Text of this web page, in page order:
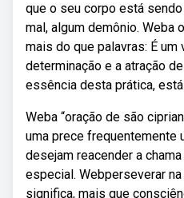
que o seu corpo está
mal, algum demônio. Weba
mais do que palavras: É um
determinação e a atração
essência desta prática,
Weba “oração de são
uma prece frequentemente
desejam reacender a
especial. Webperseverar na
significa, mais que